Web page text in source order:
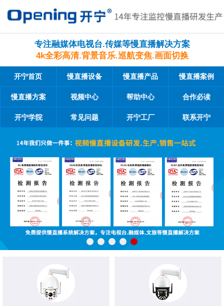
专注融媒体电视台.传媒等慢直播解决方案
4k全彩高清.背景音乐.巡航变焦.画面切换
开宁首页 慢直播设备 慢直播产品 慢直播案例
慢直播方案 视频中心 帮助中心 合作必读
开宁学院 常见问题 开宁工厂 联系开宁